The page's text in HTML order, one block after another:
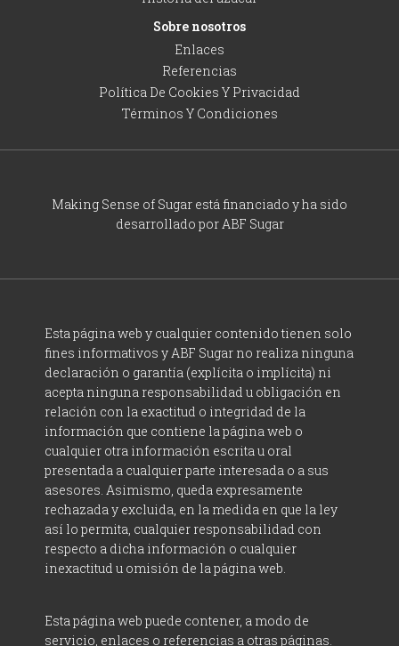
Sobre nosotros
Enlaces
Referencias
Política De Cookies Y Privacidad
Términos Y Condiciones
Making Sense of Sugar está financiado y ha sido
desarrollado por ABF Sugar
Esta página web y cualquier contenido tienen solo
fines informativos y ABF Sugar no realiza ninguna
declaración o garantía (explícita o implícita) ni
acepta ninguna responsabilidad u obligación en
relación con la exactitud o integridad de la
información que contiene la página web o
cualquier otra información escrita u oral
presentada a cualquier parte interesada o a sus
asesores. Asimismo, queda expresamente
rechazada y excluida, en la medida en que la ley
así lo permita, cualquier responsabilidad con
respecto a dicha información o cualquier
inexactitud u omisión de la página web.
Esta página web puede contener, a modo de
servicio, enlaces o referencias a otras páginas.